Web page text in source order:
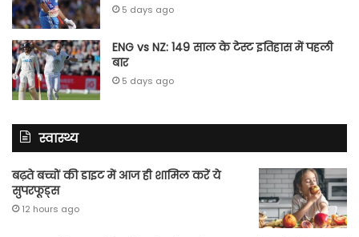
5 days ago
ENG vs NZ: 149 साल के टेस्‍ट इतिहास में पहली
बार
5 days ago
स्वास्थ्य
बढ़ते बच्चों की डाइट में आज ही शामिल करें ये
सुपरफूड्स
12 hours ago